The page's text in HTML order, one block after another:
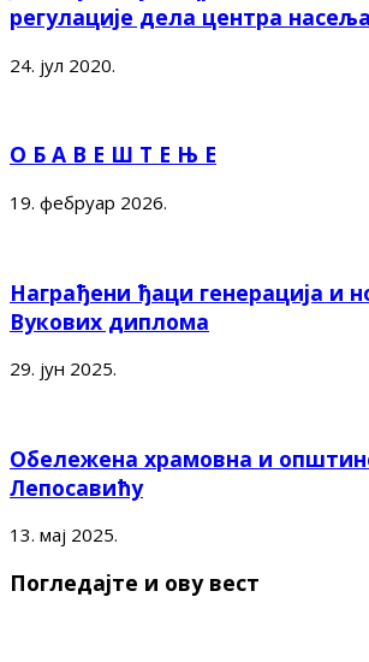
регулације дела центра
24. јул 2020.
О Б А В Е Ш Т Е Њ Е
19. фебруар 2026.
Награђени ђаци генерација и
Вукових диплома
29. јун 2025.
Обележена храмовна и
Лепосавићу
13. мај 2025.
Погледајте и ову вест